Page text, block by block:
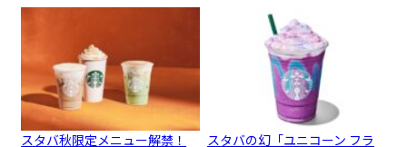
スタバ秋限定メニュー解禁！
スタバの幻「ユニコーン フラ